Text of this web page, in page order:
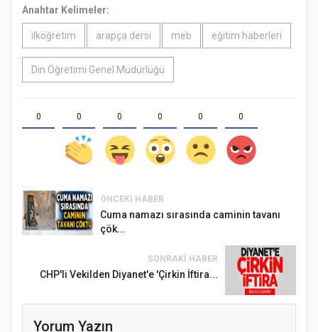
Anahtar Kelimeler:
ilköğretim arapça dersi meb eğitim haberleri
Din Öğretimi Genel Müdürlüğü
0 0 0 0 0 0
ÖNCEKI HABER
Cuma namazı sırasında caminin tavanı
çök...
SONRAKI HABER
CHP'li Vekilden Diyanet'e 'Çirkin İftira...
Yorum Yazın